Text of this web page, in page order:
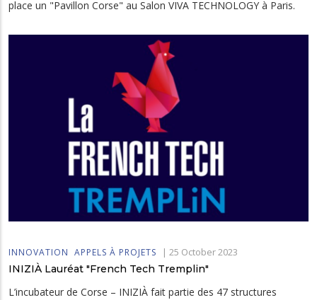
place un "Pavillon Corse" au Salon VIVA TECHNOLOGY à Paris.
INNOVATION APPELS À PROJETS | 25 October 2023
INIZIÀ Lauréat "French Tech Tremplin"
L’incubateur de Corse – INIZIÀ fait partie des 47 structures